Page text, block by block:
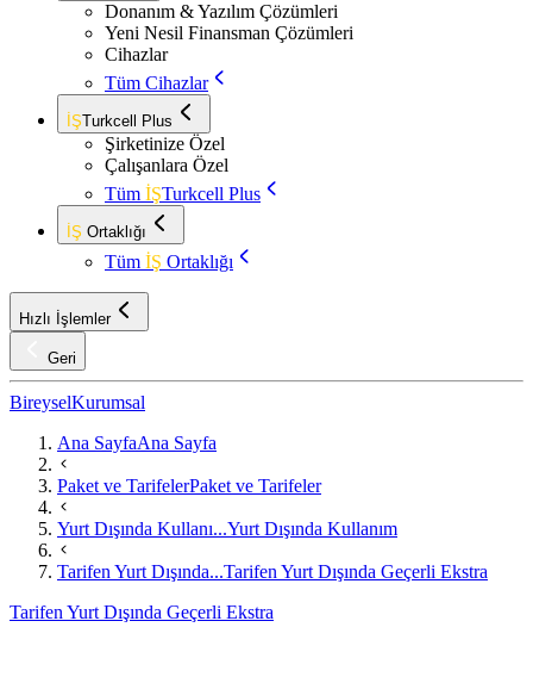
Donanım & Yazılım Çözümleri
Yeni Nesil Finansman Çözümleri
Cihazlar
Tüm Cihazlar
İŞTurkcell Plus
Şirketinize Özel
Çalışanlara Özel
Tüm İŞTurkcell Plus
İŞ Ortaklığı
Tüm İŞ Ortaklığı
Hızlı İşlemler
Geri
BireyselKurumsal
Ana SayfaAna Sayfa
Paket ve TarifelerPaket ve Tarifeler
Yurt Dışında Kullanı...Yurt Dışında Kullanım
Tarifen Yurt Dışında...Tarifen Yurt Dışında Geçerli Ekstra
Tarifen Yurt Dışında Geçerli Ekstra